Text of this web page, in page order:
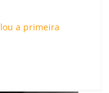
a primeira